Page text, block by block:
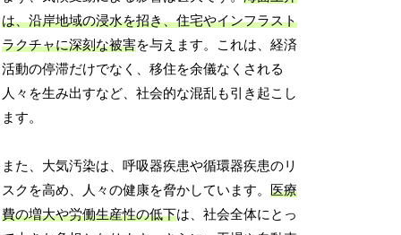
は、沿岸地域の浸水を招き、住宅やインフラスト
ラクチャに深刻な被害を与えます。これは、経済
活動の停滞だけでなく、移住を余儀なくされる
人々を生み出すなど、社会的な混乱も引き起こし
ます。
また、大気汚染は、呼吸器疾患や循環器疾患のリ
スクを高め、人々の健康を脅かしています。医療
費の増大や労働生産性の低下は、社会全体にとっ